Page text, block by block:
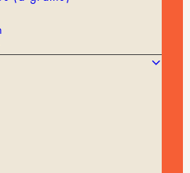
PANIER | 18,90 €